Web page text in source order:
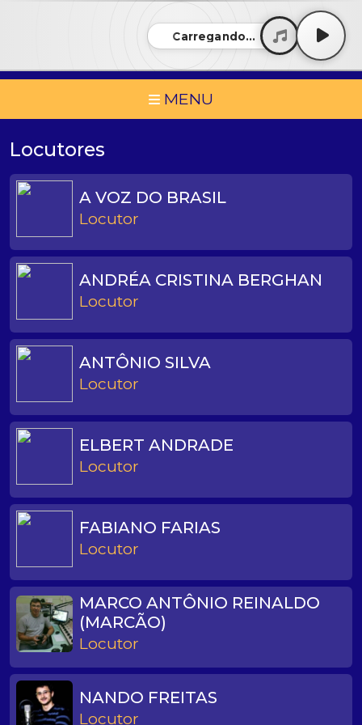
Carregando...
MENU
Locutores
A VOZ DO BRASIL
Locutor
ANDRÉA CRISTINA BERGHAN
Locutor
ANTÔNIO SILVA
Locutor
ELBERT ANDRADE
Locutor
FABIANO FARIAS
Locutor
MARCO ANTÔNIO REINALDO
(MARCÃO)
Locutor
NANDO FREITAS
Locutor